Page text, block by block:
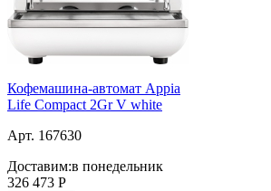
Кофемашина-автомат Appia
Life Compact 2Gr V white
Арт. 167630
Доставим:в понедельник
326 473 Р